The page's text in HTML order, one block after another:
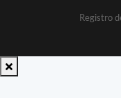
Registro